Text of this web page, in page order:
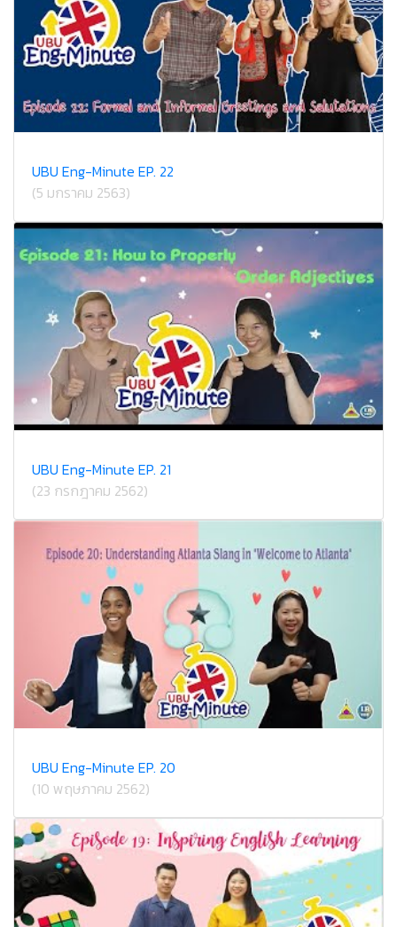
UBU Eng-Minute EP. 22
(5 มกราคม 2563)
UBU Eng-Minute EP. 21
(23 กรกฎาคม 2562)
UBU Eng-Minute EP. 20
(10 พฤษภาคม 2562)